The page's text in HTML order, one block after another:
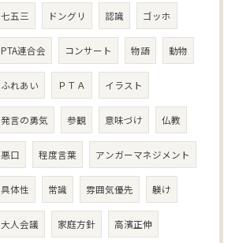
七五三 ドングリ 認識 ゴッホ
PTA連合会 コンサート 物語 動物
ふれあい ＰＴＡ イラスト
発言の勇気 参観 意味づけ 仏教
悪口 程度言葉 アンガーマネジメント
具体性 常識 雰囲気優先 躾け
大人会議 家庭方針 高濱正伸